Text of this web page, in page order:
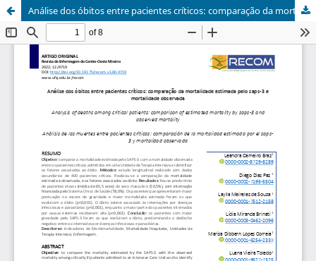
Análise dos óbitos entre pacientes críticos: comparação da mortalidade estimada pelo saps-3 e mortalidade observada